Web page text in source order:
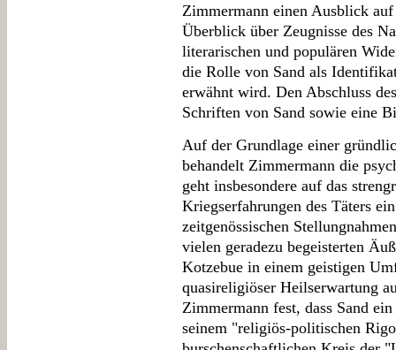
Zimmermann einen Ausblick
Überblick über Zeugnisse des
literarischen und populären
die Rolle von Sand als
erwähnt wird. Den Abschluss
Schriften von Sand sowie eine
Auf der Grundlage einer
behandelt Zimmermann die
geht insbesondere auf das
Kriegserfahrungen des Täters
zeitgenössischen
vielen geradezu begeisterten
Kotzebue in einem geistigen
quasireligiöser Heilserwartung
Zimmermann fest, dass Sand
seinem "religiös-politischen